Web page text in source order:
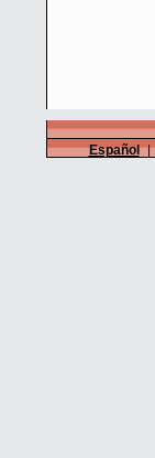
Español |